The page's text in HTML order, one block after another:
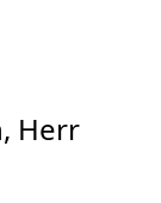
Herr